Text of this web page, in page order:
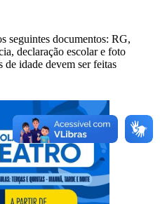
seguintes documentos: RG,
declaração escolar e foto
de idade devem ser feitas